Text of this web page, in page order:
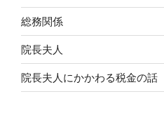
総務関係
院長夫人
院長夫人にかかわる税金の話